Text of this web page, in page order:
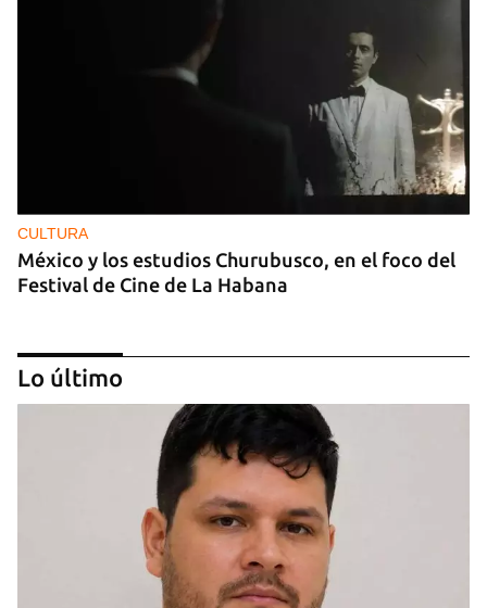
CULTURA
México y los estudios Churubusco, en el foco del
Festival de Cine de La Habana
Lo último